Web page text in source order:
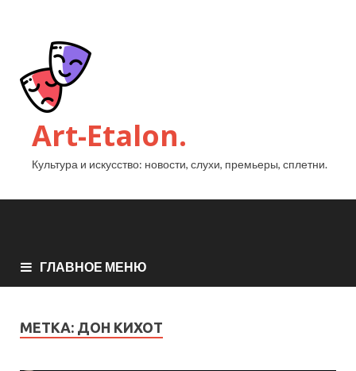
Art-Etalon.
Культура и искусство: новости, слухи, премьеры, сплетни.
ГЛАВНОЕ МЕНЮ
МЕТКА: ДОН КИХОТ